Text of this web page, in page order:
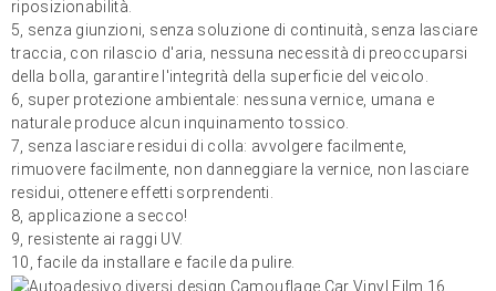
riposizionabilità.
5, senza giunzioni, senza soluzione di continuità, senza lasciare
traccia, con rilascio d'aria, nessuna necessità di preoccuparsi
della bolla, garantire l'integrità della superficie del veicolo.
6, super protezione ambientale: nessuna vernice, umana e
naturale produce alcun inquinamento tossico.
7, senza lasciare residui di colla: avvolgere facilmente,
rimuovere facilmente, non danneggiare la vernice, non lasciare
residui, ottenere effetti sorprendenti.
8, applicazione a secco!
9, resistente ai raggi UV.
10, facile da installare e facile da pulire.